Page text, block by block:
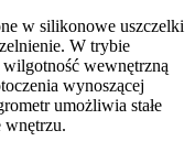
w silikonowe uszczelki
W trybie
wewnętrzną
wynoszącej
umożliwia stałe